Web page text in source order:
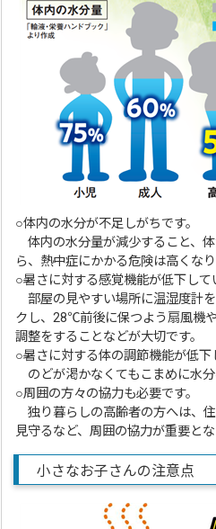
○体内の水分が不足しがちです。
体内の水分量が減少すること、
ら、熱中症にかかる危険は高くなり
○暑さに対する感覚機能が低下して
部屋の見やすい場所に温湿度計
クし、28℃前後に保つよう扇風機
調整をすることなどが大切です。
○暑さに対する体の調節機能が低下
のどが渇かなくてもこまめに水分
○周囲の方々の協力も必要です。
独り暮らしの高齢者の方へは、
見守るなど、周囲の協力が重要とな
小さなお子さんの注意点